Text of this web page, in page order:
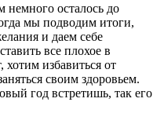
немного осталось до
мы подводим итоги,
и даем себе
все плохое в
избавиться от
своим здоровьем.
год встретишь, так его